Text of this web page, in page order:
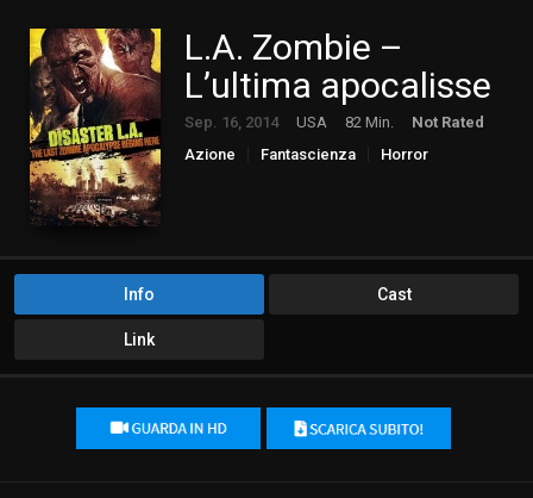
L.A. Zombie –
L’ultima apocalisse
Sep. 16, 2014 USA 82 Min.
Not Rated
Azione
Fantascienza Horror
Info Cast
Link